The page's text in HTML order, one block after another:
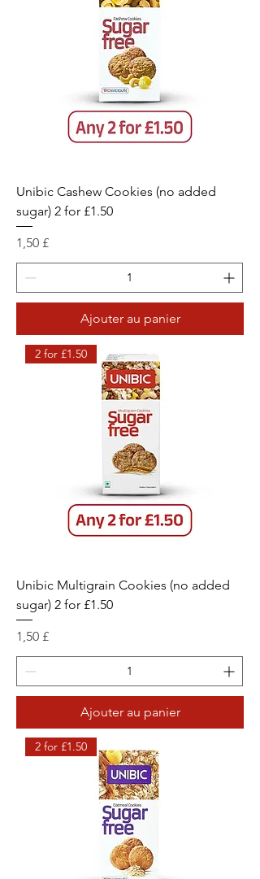
Unibic Cashew Cookies (no added
sugar) 2 for £1.50
Prix
1,50 £
Ajouter au panier
2 for £1.50
Unibic Multigrain Cookies (no added
sugar) 2 for £1.50
Prix
1,50 £
Ajouter au panier
2 for £1.50